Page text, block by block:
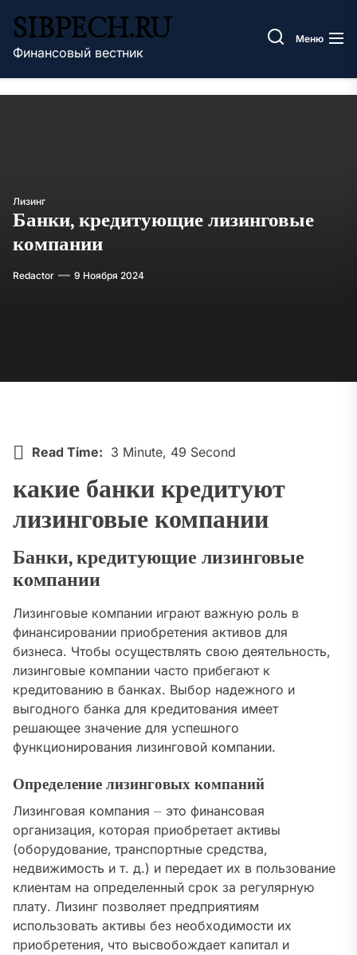
содержимому
SIBPECH.RU
Финансовый вестник
Меню
Лизинг
Банки, кредитующие лизинговые
компании
Redactor 9 Ноября 2024
Read Time: 3 Minute, 49 Second
какие банки кредитуют
лизинговые компании
Банки‚ кредитующие лизинговые
компании
Лизинговые компании играют важную роль в
финансировании приобретения активов для
бизнеса. Чтобы осуществлять свою деятельность‚
лизинговые компании часто прибегают к
кредитованию в банках. Выбор надежного и
выгодного банка для кредитования имеет
решающее значение для успешного
функционирования лизинговой компании.
Определение лизинговых компаний
Лизинговая компания ⏤ это финансовая
организация‚ которая приобретает активы
(оборудование‚ транспортные средства‚
недвижимость и т. д.) и передает их в пользование
клиентам на определенный срок за регулярную
плату. Лизинг позволяет предприятиям
использовать активы без необходимости их
приобретения‚ что высвобождает капитал и